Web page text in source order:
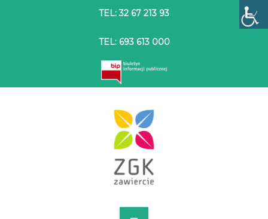
TEL: 32 67 213 93
TEL: 693 613 000